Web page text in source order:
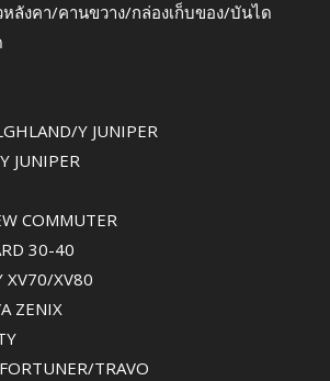
หลังคา/คานขวาง/กล่องเก็บของ/บันได
Y JUNIPER
JUNIPER
COMMUTER
30-40
XV70/XV80
ZENIX
TRAVO